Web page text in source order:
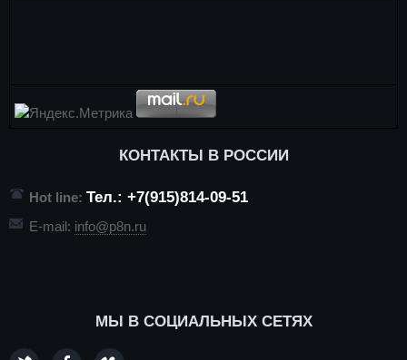
КОНТАКТЫ В РОССИИ
Hot line: Тел.: +7(915)814-09-51
E-mail: info@p8n.ru
МЫ В СОЦИАЛЬНЫХ СЕТЯХ